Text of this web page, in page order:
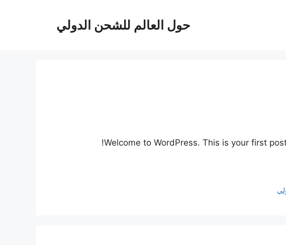
حول العالم للشحن الدولي
Welcome to WordPress. This is your first